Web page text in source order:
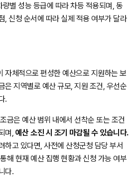
별 성능 등급에 따라 차등 적용되며, 동
, 신청 순서에 따라 실제 적용 여부가 달라
자체적으로 편성한 예산으로 지원하는 보
은 지역별로 예산 규모, 지원 조건, 우선순
.
금은 예산 범위 내에서 선착순 또는 조건
며, 예산 소진 시 조기 마감될 수 있습니다.
하고 있다면, 사전에 산청군청 담당 부서
해 현재 예산 집행 현황과 신청 가능 여부
다.